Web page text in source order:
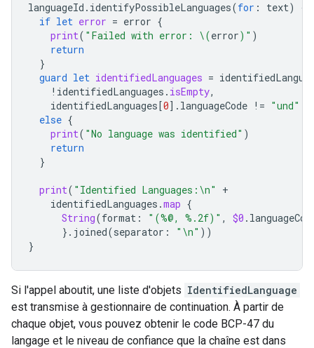
languageId . identifyPossibleLanguages(for : text) {
if let error = error {
print( "Failed with error: \(error) " )
return
}
guard let identifiedLanguages =
! identifiedLanguages . isEmpty,
identifiedLanguages[0]. languageCode != "und"
else {
print( "No language was identified" )
return
}
print( "Identified Languages: \n"
+
identifiedLanguages .map {
String(format : "(%@, %.2f)" , $0 .
}. joined(separator : " \n" ))
}
Si l'appel aboutit, une liste d'objets IdentifiedLanguage
est transmise à gestionnaire de continuation. À partir de
chaque objet, vous pouvez obtenir le code BCP-47 du
langage et le niveau de confiance que la chaîne est dans